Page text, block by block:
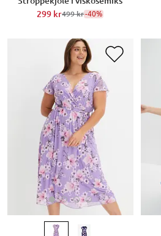
299 kr499 kr-40%